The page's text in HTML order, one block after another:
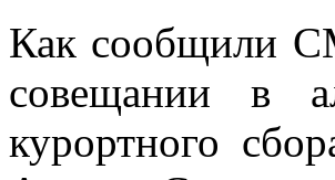
Как сообщили
совещании в
курортного